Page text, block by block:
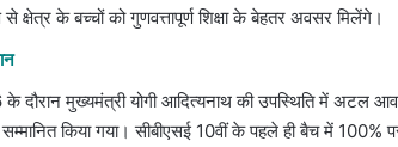
से क्षेत्र के बच्चों को गुणवत्तापूर्ण शिक्षा के बेहतर अवसर मिलेंगे।
दौरान मुख्यमंत्री योगी आदित्यनाथ की उपस्थिति में अटल
सम्मानित किया गया। सीबीएसई 10वीं के पहले ही बैच में 100%